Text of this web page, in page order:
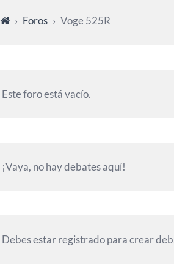
› Foros › Voge 525R
Este foro está vacío.
¡Vaya, no hay debates aquí!
Debes estar registrado para crear